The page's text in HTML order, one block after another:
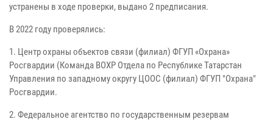
устранены в ходе проверки, выдано 2 предписания.
В 2022 году проверялись:
1. Центр охраны объектов связи (филиал) ФГУП «Охрана»
Росгвардии (Команда ВОХР Отдела по Республике Татарстан
Управления по западному округу ЦООС (филиал) ФГУП "Охрана"
Росгвардии.
2. Федеральное агентство по государственным резервам